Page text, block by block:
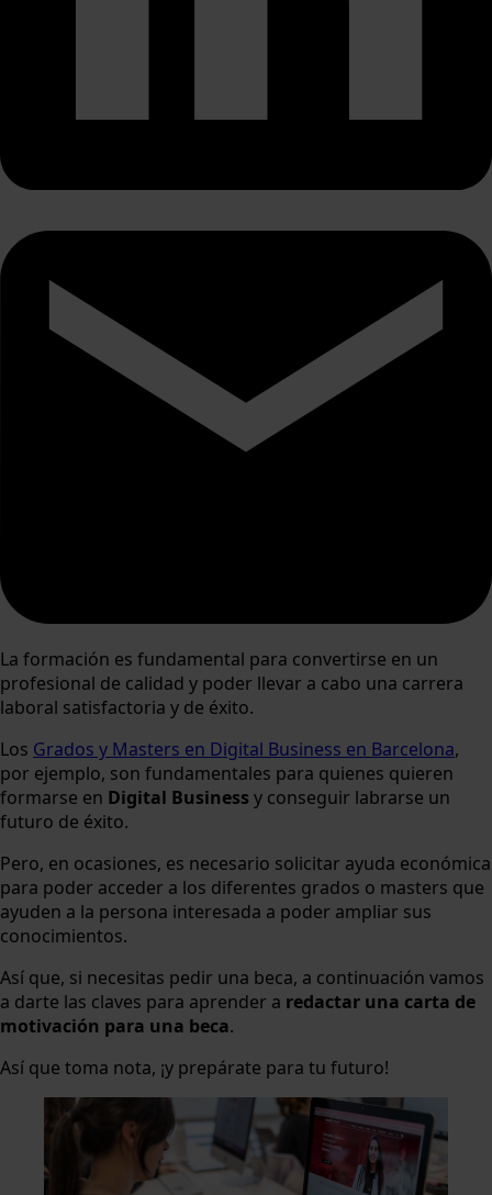
La formación es fundamental para convertirse en un
profesional de calidad y poder llevar a cabo una carrera
laboral satisfactoria y de éxito.
Los Grados y Masters en Digital Business en Barcelona,
por ejemplo, son fundamentales para quienes quieren
formarse en Digital Business y conseguir labrarse un
futuro de éxito.
Pero, en ocasiones, es necesario solicitar ayuda económica
para poder acceder a los diferentes grados o masters que
ayuden a la persona interesada a poder ampliar sus
conocimientos.
Así que, si necesitas pedir una beca, a continuación vamos
a darte las claves para aprender a redactar una carta de
motivación para una beca.
Así que toma nota, ¡y prepárate para tu futuro!